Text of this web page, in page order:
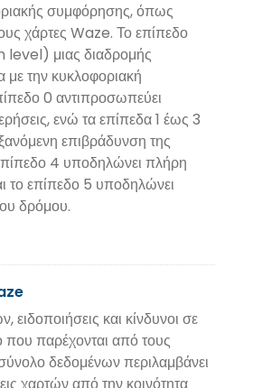
συμφόρησης, όπως
χάρτες Waze. Το επίπεδο
μιας διαδρομής
με την κυκλοφοριακή
0 αντιπροσωπεύει
ενώ τα επίπεδα 1 έως 3
επιβράδυνση της
4 υποδηλώνει πλήρη
το επίπεδο 5 υποδηλώνει
δρόμου.
ειδοποιήσεις και κίνδυνοι σε
που παρέχονται από τους
δεδομένων περιλαμβάνει